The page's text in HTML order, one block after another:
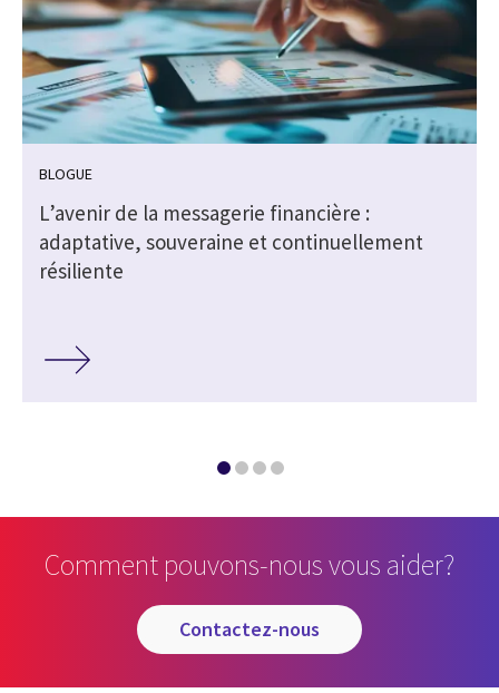
BLOGUE
L’avenir de la messagerie financière :
adaptative, souveraine et continuellement
résiliente
Comment pouvons-nous vous aider?
contactez-nous